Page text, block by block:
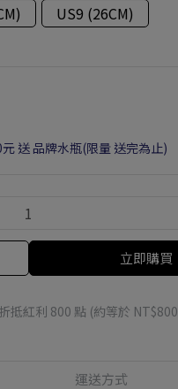
US9 (26CM)
送 品牌水瓶(限量 送完為止)
立即購買
抵紅利 800 點 (約等於 NT$800
運送方式